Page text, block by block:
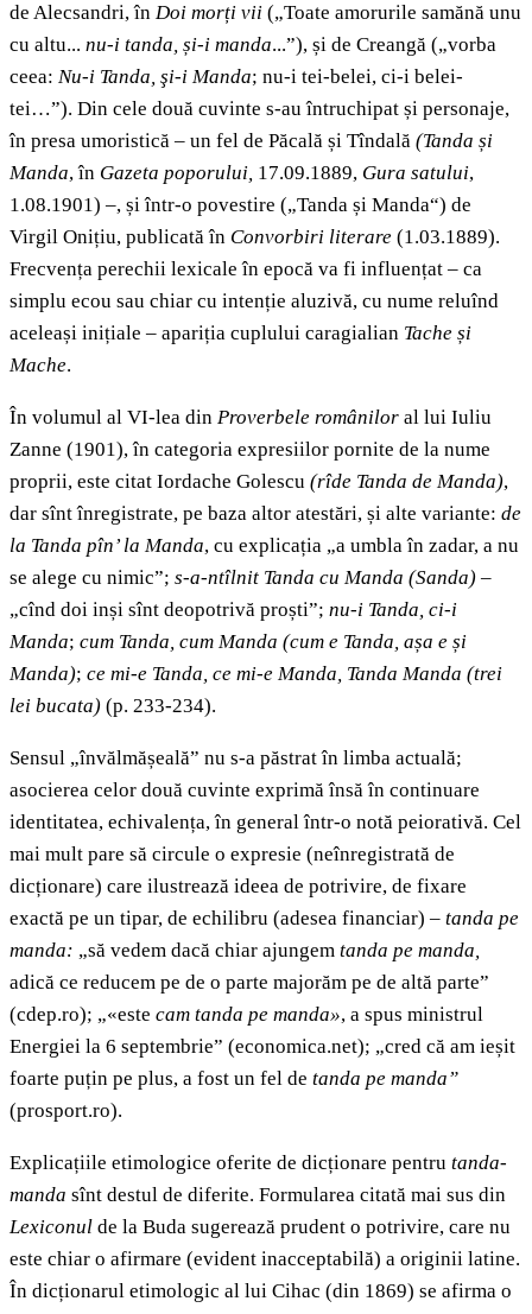
de Alecsandri, în Doi morți vii („Toate amorurile samănă unu
cu altu... nu-i tanda, și-i manda...”), și de Creangă („vorba
ceea: Nu-i Tanda, şi-i Manda; nu-i tei-belei, ci-i belei-
tei…”). Din cele două cuvinte s-au întruchipat și personaje,
în presa umoristică – un fel de Păcală și Tîndală (Tanda și
Manda, în Gazeta poporului, 17.09.1889, Gura satului,
1.08.1901) –, și într-o povestire („Tanda și Manda“) de
Virgil Onițiu, publicată în Convorbiri literare (1.03.1889).
Frecvența perechii lexicale în epocă va fi influențat – ca
simplu ecou sau chiar cu intenție aluzivă, cu nume reluînd
aceleași inițiale – apariția cuplului caragialian Tache și
Mache.
În volumul al VI-lea din Proverbele românilor al lui Iuliu
Zanne (1901), în categoria expresiilor pornite de la nume
proprii, este citat Iordache Golescu (rîde Tanda de Manda),
dar sînt înregistrate, pe baza altor atestări, și alte variante: de
la Tanda pîn’ la Manda, cu explicația „a umbla în zadar, a nu
se alege cu nimic”; s-a-ntîlnit Tanda cu Manda (Sanda) –
„cînd doi inși sînt deopotrivă proști”; nu-i Tanda, ci-i
Manda; cum Tanda, cum Manda (cum e Tanda, așa e și
Manda); ce mi-e Tanda, ce mi-e Manda, Tanda Manda (trei
lei bucata) (p. 233-234).
Sensul „învălmășeală” nu s-a păstrat în limba actuală;
asocierea celor două cuvinte exprimă însă în continuare
identitatea, echivalența, în general într-o notă peiorativă. Cel
mai mult pare să circule o expresie (neînregistrată de
dicționare) care ilustrează ideea de potrivire, de fixare
exactă pe un tipar, de echilibru (adesea financiar) – tanda pe
manda: „să vedem dacă chiar ajungem tanda pe manda,
adică ce reducem pe de o parte majorăm pe de altă parte”
(cdep.ro); „«este cam tanda pe manda», a spus ministrul
Energiei la 6 septembrie” (economica.net); „cred că am ieșit
foarte puțin pe plus, a fost un fel de tanda pe manda”
(prosport.ro).
Explicațiile etimologice oferite de dicționare pentru tanda-
manda sînt destul de diferite. Formularea citată mai sus din
Lexiconul de la Buda sugerează prudent o potrivire, care nu
este chiar o afirmare (evident inacceptabilă) a originii latine.
În dicționarul etimologic al lui Cihac (din 1869) se afirma o